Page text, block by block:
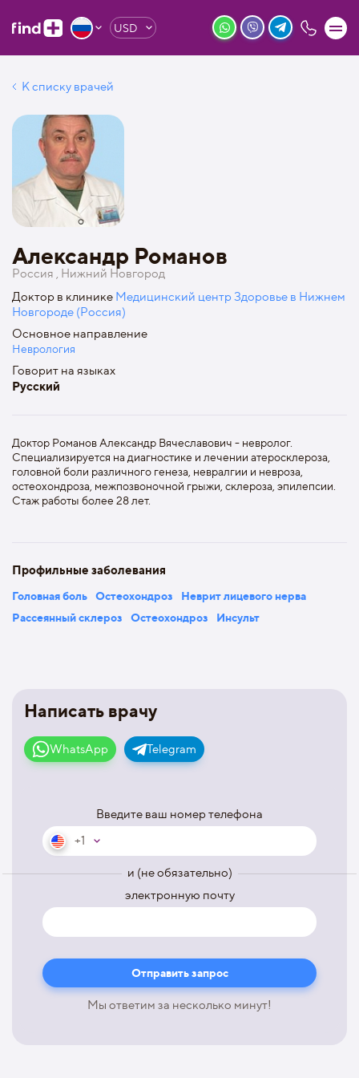
USD
К списку врачей
Написать врачу
WhatsApp Telegram
Введите ваш номер телефона
+1
и (не обязательно)
электронную почту
Мы ответим за несколько минут!
Александр Романов
Россия , Нижний Новгород
Доктор в клинике Медицинский центр Здоровье в Нижнем
Новгороде (Россия)
Основное направление
Неврология
Говорит на языках
Русский
Доктор Романов Александр Вячеславович - невролог.
Специализируется на диагностике и лечении атеросклероза,
головной боли различного генеза, невралгии и невроза,
остеохондроза, межпозвоночной грыжи, склероза, эпилепсии.
Стаж работы более 28 лет.
Профильные заболевания
Головная боль Остеохондроз
Неврит лицевого нерва
Рассеянный склероз
Остеохондроз Инсульт